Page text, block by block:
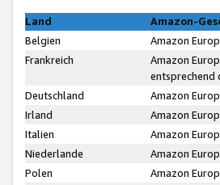
Land
Amazon-
Belgien
Amazon
Frankreich
Amazon
entsprechend
Deutschland
Amazon
Irland
Amazon
Italien
Amazon
Niederlande
Amazon
Polen
Amazon